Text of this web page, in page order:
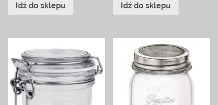
Idź do sklepu Idź do sklepu